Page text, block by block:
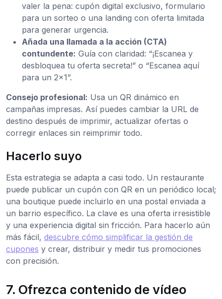
valer la pena: cupón digital exclusivo, formulario
para un sorteo o una landing con oferta limitada
para generar urgencia.
Añada una llamada a la acción (CTA)
contundente: Guía con claridad: “¡Escanea y
desbloquea tu oferta secreta!” o “Escanea aquí
para un 2x1”.
Consejo profesional: Usa un QR dinámico en
campañas impresas. Así puedes cambiar la URL de
destino después de imprimir, actualizar ofertas o
corregir enlaces sin reimprimir todo.
Hacerlo suyo
Esta estrategia se adapta a casi todo. Un restaurante
puede publicar un cupón con QR en un periódico local;
una boutique puede incluirlo en una postal enviada a
un barrio específico. La clave es una oferta irresistible
y una experiencia digital sin fricción. Para hacerlo aún
más fácil, descubre cómo simplificar la gestión de
cupones y crear, distribuir y medir tus promociones
con precisión.
7. Ofrezca contenido de vídeo